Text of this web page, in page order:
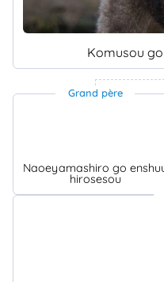
Komusou
Grand père
Naoeyamashiro go
hirosesou